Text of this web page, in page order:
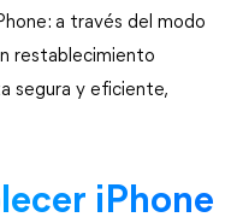
a través del modo
restablecimiento
segura y eficiente,
iPhone